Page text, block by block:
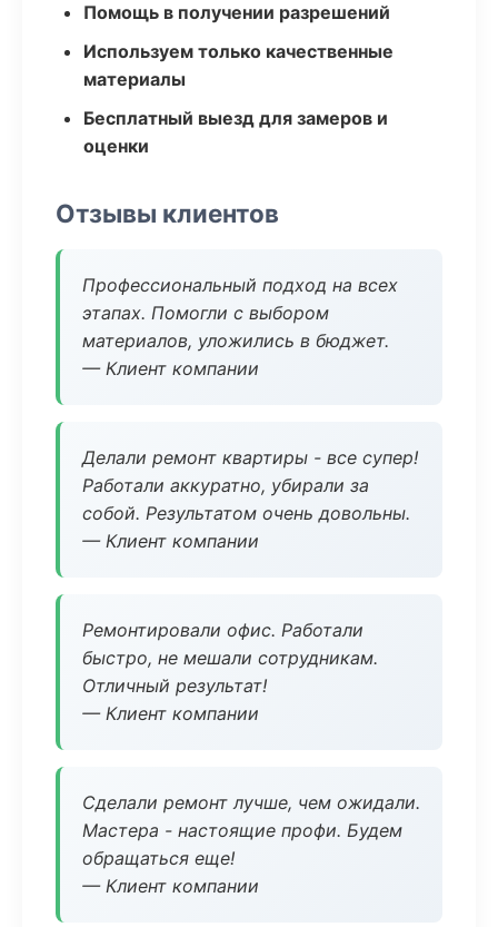
Помощь в получении разрешений
Используем только качественные
материалы
Бесплатный выезд для замеров и
оценки
Отзывы клиентов
Профессиональный подход на всех
этапах. Помогли с выбором
материалов, уложились в бюджет.
— Клиент компании
Делали ремонт квартиры - все супер!
Работали аккуратно, убирали за
собой. Результатом очень довольны.
— Клиент компании
Ремонтировали офис. Работали
быстро, не мешали сотрудникам.
Отличный результат!
— Клиент компании
Сделали ремонт лучше, чем ожидали.
Мастера - настоящие профи. Будем
обращаться еще!
— Клиент компании